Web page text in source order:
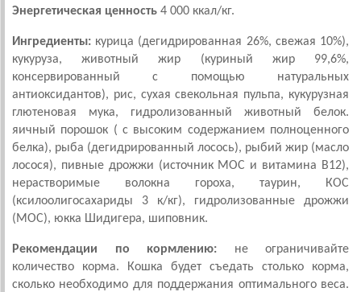
Энергетическая ценность 4 000 ккал/кг.
Ингредиенты: курица (дегидрированная 26%, свежая 10%),
кукуруза, животный жир (куриный жир 99,6%,
консервированный с помощью натуральных
антиоксидантов), рис, сухая свекольная пульпа, кукурузная
глютеновая мука, гидролизованный животный белок.
яичный порошок ( с высоким содержанием полноценного
белка), рыба (дегидрированный лосось), рыбий жир (масло
лосося), пивные дрожжи (источник МОС и витамина В12),
нерастворимые волокна гороха, таурин, КОС
(ксилоолигосахариды 3 к/кг), гидролизованные дрожжи
(МОС), юкка Шидигера, шиповник.
Рекомендации по кормлению: не ограничивайте
количество корма. Кошка будет съедать столько корма,
сколько необходимо для поддержания оптимального веса.